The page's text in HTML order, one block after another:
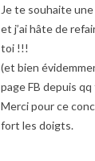
Je te souhaite
et j’ai hâte de
toi !!!
(et bien
page FB depuis
Merci pour ce
fort les doigts.